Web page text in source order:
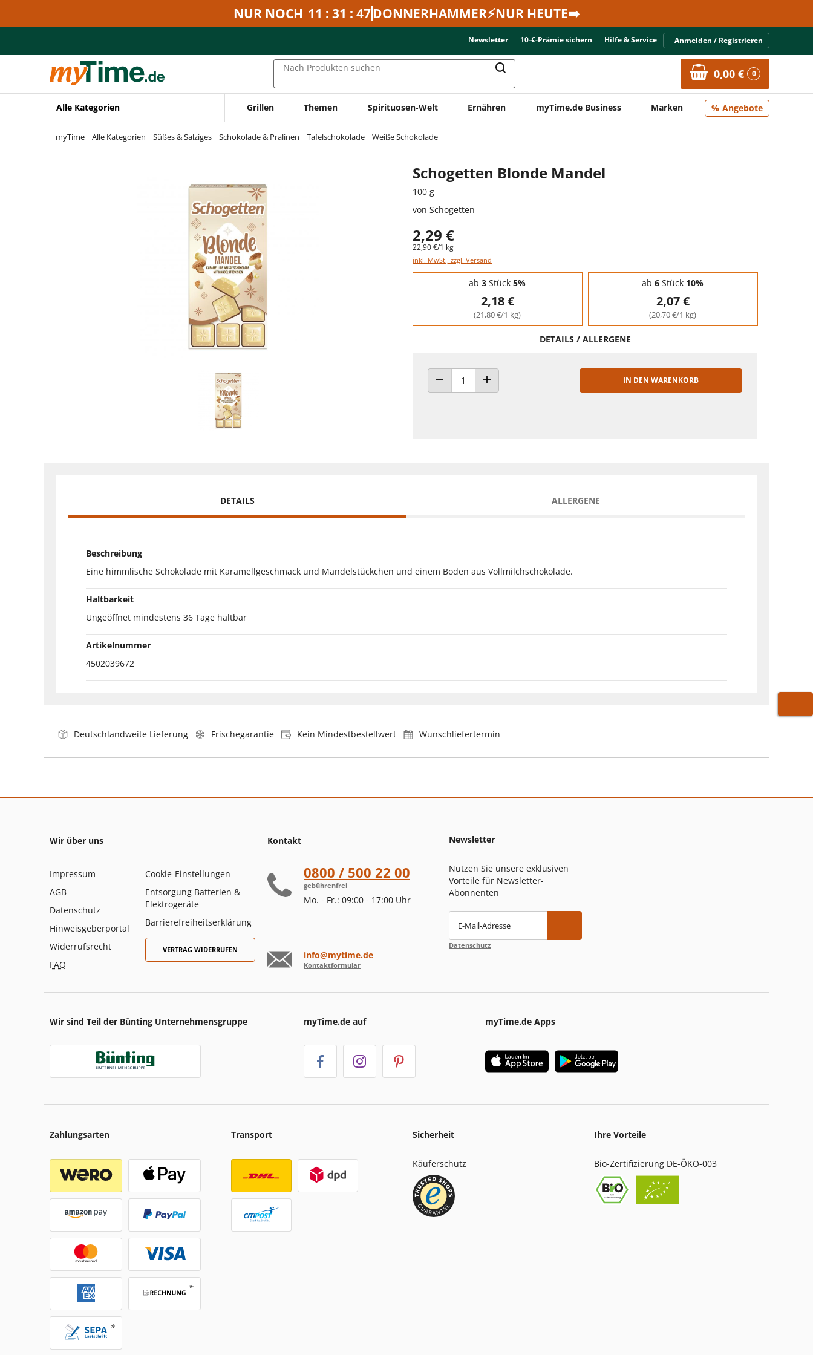
Zur Navigation springen
NUR NOCH 11 : 31 : 47DONNERHAMMER⚡NUR HEUTE➡️
Newsletter 10-€-Prämie sichern Hilfe & Service Anmelden / Registrieren
Nach Produkten suchen 0,00 € 0
Alle Kategorien Grillen Themen Spirituosen-Welt Ernähren myTime.de Business Marken Angebote
myTime Alle Kategorien Süßes & Salziges Schokolade & Pralinen Tafelschokolade Weiße Schokolade
Schogetten Blonde Mandel
100 g
von Schogetten
2,29 €
22,90 €/1 kg
inkl. MwSt., zzgl. Versand
Staffelpreise - Mengenrabatt
ab 3 Stück 5%
2,18 €
(21,80 €/1 kg)
ab 6 Stück 10%
2,07 €
(20,70 €/1 kg)
DETAILS / ALLERGENE
ANZAHL VERRINGERNANZAHL ERHÖHEN
IN DEN WARENKORB
DETAILS ALLERGENE
Beschreibung
Eine himmlische Schokolade mit Karamellgeschmack und Mandelstückchen und einem Boden aus Vollmilchschokolade.
Haltbarkeit
Ungeöffnet mindestens 36 Tage haltbar
Artikelnummer
4502039672
Deutschlandweite Lieferung Frischegarantie Kein Mindestbestellwert Wunschliefertermin
Wir über uns
Impressum
AGB
Datenschutz
Hinweisgeberportal
Widerrufsrecht
FAQ
Cookie-Einstellungen
Entsorgung Batterien &
Elektrogeräte
Barrierefreiheitserklärung
VERTRAG WIDERRUFEN
Kontakt
0800 / 500 22 00
gebührenfrei
Mo. - Fr.: 09:00 - 17:00 Uhr
info@mytime.de
Kontaktformular
Newsletter
Nutzen Sie unsere exklusiven
Vorteile für Newsletter-
Abonnenten
E-Mail-Adresse
Datenschutz
Wir sind Teil der Bünting Unternehmensgruppe myTime.de auf myTime.de Apps
Zahlungsarten Transport Sicherheit
Käuferschutz
Ihre Vorteile
Bio-Zertifizierung DE-ÖKO-003